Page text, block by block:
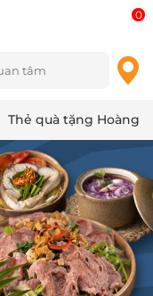
0
Thẻ quà tặng Hoàng